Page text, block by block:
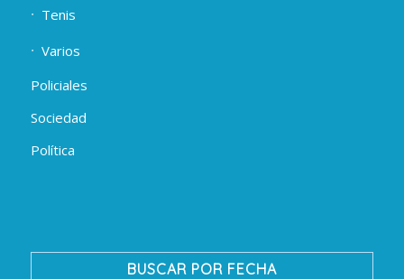
Tenis
Varios
Policiales
Sociedad
Política
BUSCAR POR FECHA